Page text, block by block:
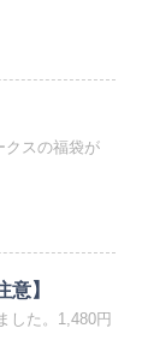
クスの福袋が
】
した。1,480円